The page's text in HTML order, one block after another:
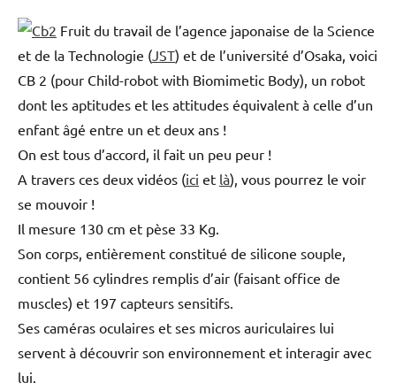
Fruit du travail de l’agence japonaise de la Science
et de la Technologie ( JST) et de l’université d’Osaka, voici
CB 2 (pour Child-robot with Biomimetic Body), un robot
dont les aptitudes et les attitudes équivalent à celle d’un
enfant âgé entre un et deux ans !
On est tous d’accord, il fait un peu peur !
A travers ces deux vidéos (ici et là), vous pourrez le voir
se mouvoir !
Il mesure 130 cm et pèse 33 Kg.
Son corps, entièrement constitué de silicone souple,
contient 56 cylindres remplis d’air (faisant office de
muscles) et 197 capteurs sensitifs.
Ses caméras oculaires et ses micros auriculaires lui
servent à découvrir son environnement et interagir avec
lui.